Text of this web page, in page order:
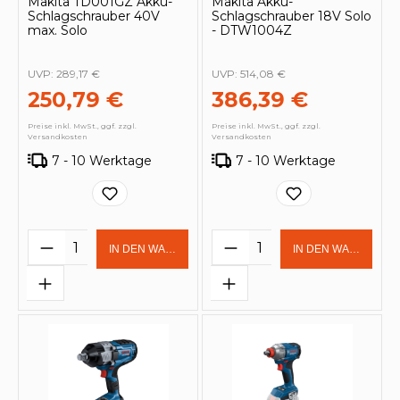
Schlagschrauber 40V
max. Solo
250,79 €
UVP: 289,17 €
Preise inkl. MwSt., ggf. zzgl.
Versandkosten
7 - 10 Werktage
Produkt Anzahl: Gib den
IN DEN WARENKORB
Schlagschrauber 18V Solo
- DTW1004Z
386,39 €
UVP: 514,08 €
Preise inkl. MwSt., ggf. zzgl.
Versandkosten
7 - 10 Werktage
Produkt Anzahl:
IN DEN